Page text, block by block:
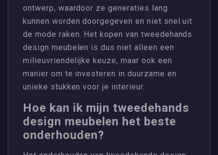
ontwerp, waardoor ze generaties lang
kunnen worden doorgegeven en niet snel uit
de mode raken. Het kopen van tweedehands
design meubelen is dus niet alleen een
milieuvriendelijke keuze, maar ook een
manier om te investeren in duurzame en
unieke stukken voor je interieur.
Hoe kan ik mijn tweedehands
design meubelen het beste
onderhouden?